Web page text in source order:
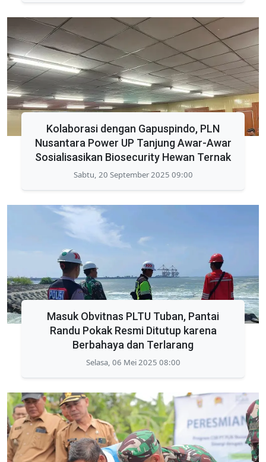
Kolaborasi dengan Gapuspindo, PLN
Nusantara Power UP Tanjung Awar-Awar
Sosialisasikan Biosecurity Hewan Ternak
Sabtu, 20 September 2025 09:00
Masuk Obvitnas PLTU Tuban, Pantai
Randu Pokak Resmi Ditutup karena
Berbahaya dan Terlarang
Selasa, 06 Mei 2025 08:00